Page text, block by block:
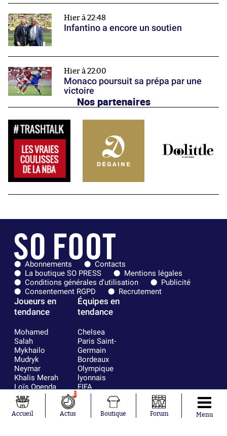
Hier à 22:48
Infantino a encore un soutien
Hier à 22:00
Monaco poursuit sa prépa par une
victoire
Nos partenaires
Abonnements
Contacts
La boutique SO PRESS
Mentions légales
Conditions générales d'utilisation
Publicité
Consentement RGPD
Recrutement
Joueurs en
tendance
Mohamed
Salah
Mykhailo
Mudryk
Neymar
Khalis Merah
Loïs Openda
Moussa
Niakhaté
Nicolás
Équipes en
tendance
Chelsea
Paris Saint-
Germain
Bordeaux
Olympique
lyonnais
FIFA
Real Madrid
RC Strasbourg
AC Milan
Accueil
0
Actus Boutique Forum Menu